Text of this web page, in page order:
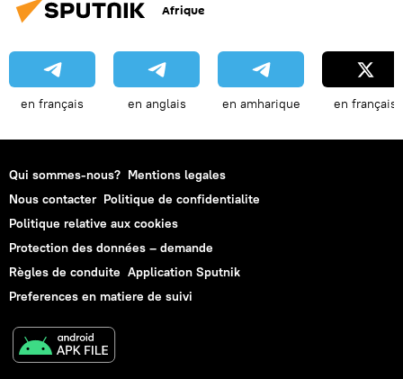
Afrique
en français en anglais en amharique en français
Qui sommes-nous? Mentions legales
Nous contacter Politique de confidentialite
Politique relative aux cookies
Protection des données – demande
Règles de conduite Application Sputnik
Preferences en matiere de suivi